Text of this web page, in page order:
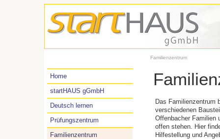
Familienzentrum
Home
startHAUS gGmbH
Deutsch lernen
Prüfungszentrum
Familienzentrum
Das Familienzentrum
verschiedenen
Offenbacher Familien
offen stehen. Hier
Hilfestellung und